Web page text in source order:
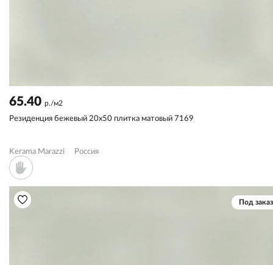
65.40 р./м2
Резиденция бежевый 20x50 плитка матовый 7169
Kerama Marazzi Россия
Под заказ